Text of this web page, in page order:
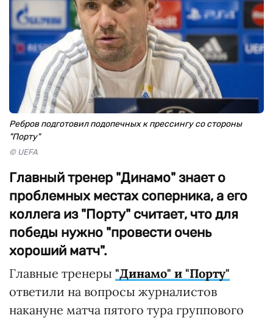
Ребров подготовил подопечных к прессингу со стороны
"Порту"
© UEFA
Главный тренер "Динамо" знает о
проблемных местах соперника, а его
коллега из "Порту" считает, что для
победы нужно "провести очень
хороший матч".
Главные тренеры "Динамо" и "Порту"
ответили на вопросы журналистов
накануне матча пятого тура группового